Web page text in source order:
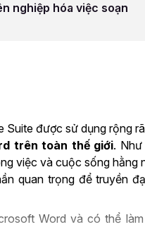
nghiệp hóa việc soạn
được sử dụng rộng
trên toàn thế giới.
việc và cuộc sống hằng
quan trọng để truyền
Word và có thể